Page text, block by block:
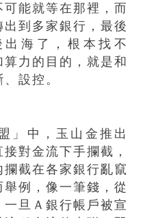
能就等在那裡，而
到多家銀行，最後
海了，根本找不
力的目的，就是和
設控。
」中，玉山金推出
對金流下手攔截，
攔截在各家銀行亂竄
例，像一筆錢，從
一旦Ａ銀行帳戶被宣